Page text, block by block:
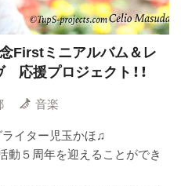
Firstミニアルバム＆レ
応援プロジェクト！！
音楽
イター児玉かほ♫
動５周年を迎えることができ